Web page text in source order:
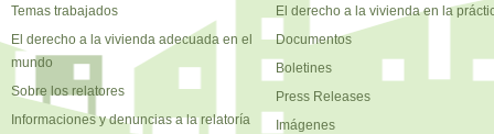
Temas trabajados
El derecho a la vivienda adecuada en el
mundo
Sobre los relatores
Informaciones y denuncias a la relatoría
El derecho a la vivienda en la
Documentos
Boletines
Press Releases
Imágenes